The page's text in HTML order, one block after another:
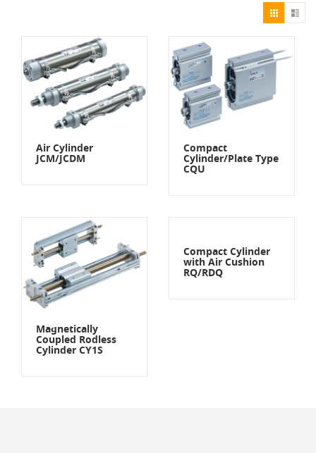
Air Cylinder
JCM/JCDM
Compact
Cylinder/Plate Type
CQU
Magnetically
Coupled Rodless
Cylinder CY1S
Compact Cylinder
with Air Cushion
RQ/RDQ